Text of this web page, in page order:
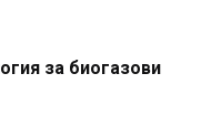
за биогазови